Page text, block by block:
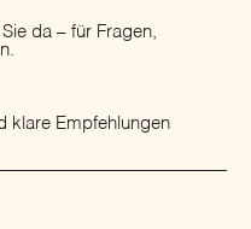
da – für Fragen,
klare Empfehlungen